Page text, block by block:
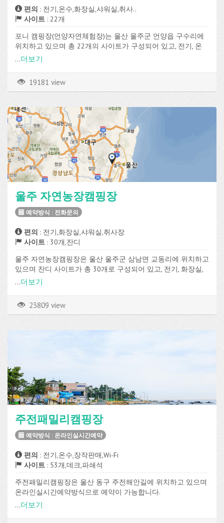
편의 : 전기,온수,화장실,샤워실,취사..
사이트 : 22개
포니 캠핑장(언양자연체험장)는 울산 울주군 언양읍 구수리에
위치하고 있으며 총 22개의 사이트가 구성되어 있고, 전기, 온
수, 화장실, 샤워실, 취사장 등의 편의시설과 수영장, 운동장을
...더보기
19181 view
울주 자연농장캠핑장
예약방식 : 전화문의
편의 : 전기,화장실,샤워실,취사장
사이트 : 30개,잔디
울주 자연농장캠핑장은 울산 울주군 삼남면 교동리에 위치하고
있으며 잔디 사이트가 총 30개로 구성되어 있고, 전기, 화장실,
샤워실, 취사장 등의 편의시설을 이용할 수 있습니다.
...더보기
23809 view
주전패밀리캠핑장
예약방식 : 온라인실시간예약
편의 : 전기,온수,장작판매,Wi-Fi
사이트 : 53개,데크,파쇄석
주전패밀리캠핑장은 울산 동구 주전해안길에 위치하고 있으며
온라인실시간예약방식으로 예약이 가능합니다.
데크, 파쇄석 사이트가 총 53개로 구성되어 있고, 전기, 온수, 장
...더보기